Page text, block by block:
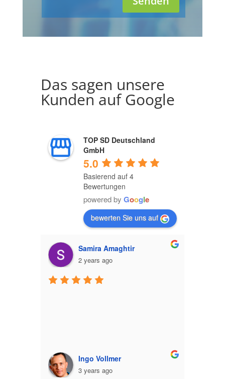
Das sagen unsere
Kunden auf Google
TOP SD Deutschland
GmbH
5.0
Basierend auf 4
Bewertungen
powered by Google
bewerten Sie uns auf
Samira Amaghtir
2 years ago
Ingo Vollmer
3 years ago